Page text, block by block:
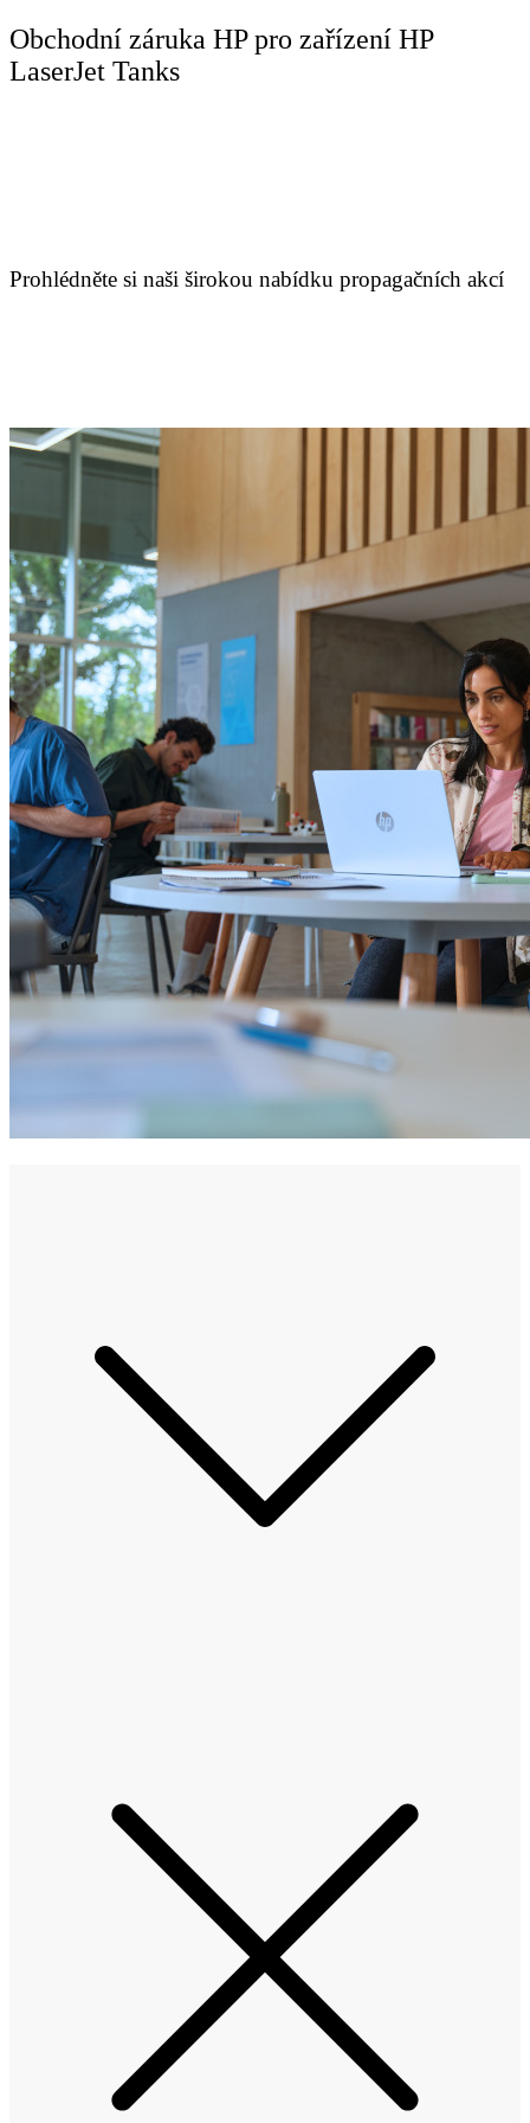
Obchodní záruka HP pro zařízení HP
LaserJet Tanks
Prohlédněte si naši širokou nabídku propagačních akcí